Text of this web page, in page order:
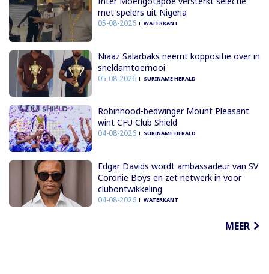
met spelers uit Nigeria
05-08-2026 WATERKANT
Niaaz Salarbaks neemt koppositie over in
sneldamtoernooi
05-08-2026 SURINAME HERALD
Robinhood-bedwinger Mount Pleasant
wint CFU Club Shield
04-08-2026 SURINAME HERALD
Edgar Davids wordt ambassadeur van SV
Coronie Boys en zet netwerk in voor
clubontwikkeling
04-08-2026 WATERKANT
MEER